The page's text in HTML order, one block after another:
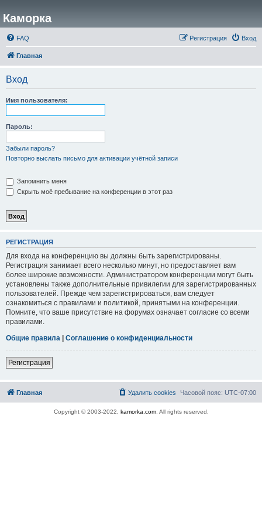
Каморка
FAQ Вход
Регистрация
Главная
Вход
Имя пользователя:
Пароль:
Забыли пароль?
Повторно выслать письмо для активации учётной записи
Запомнить меня
Скрыть моё пребывание на конференции в этот раз
РЕГИСТРАЦИЯ
Для входа на конференцию вы должны быть зарегистрированы.
Регистрация занимает всего несколько минут, но предоставляет вам
более широкие возможности. Администратором конференции могут быть
установлены также дополнительные привилегии для зарегистрированных
пользователей. Прежде чем зарегистрироваться, вам следует
ознакомиться с правилами и политикой, принятыми на конференции.
Помните, что ваше присутствие на форумах означает согласие со всеми
правилами.
Общие правила | Соглашение о конфиденциальности
Регистрация
Главная Часовой пояс: UTC-07:00
Удалить cookies
Copyright © 2003-2022, kamorka.com. All rights reserved.